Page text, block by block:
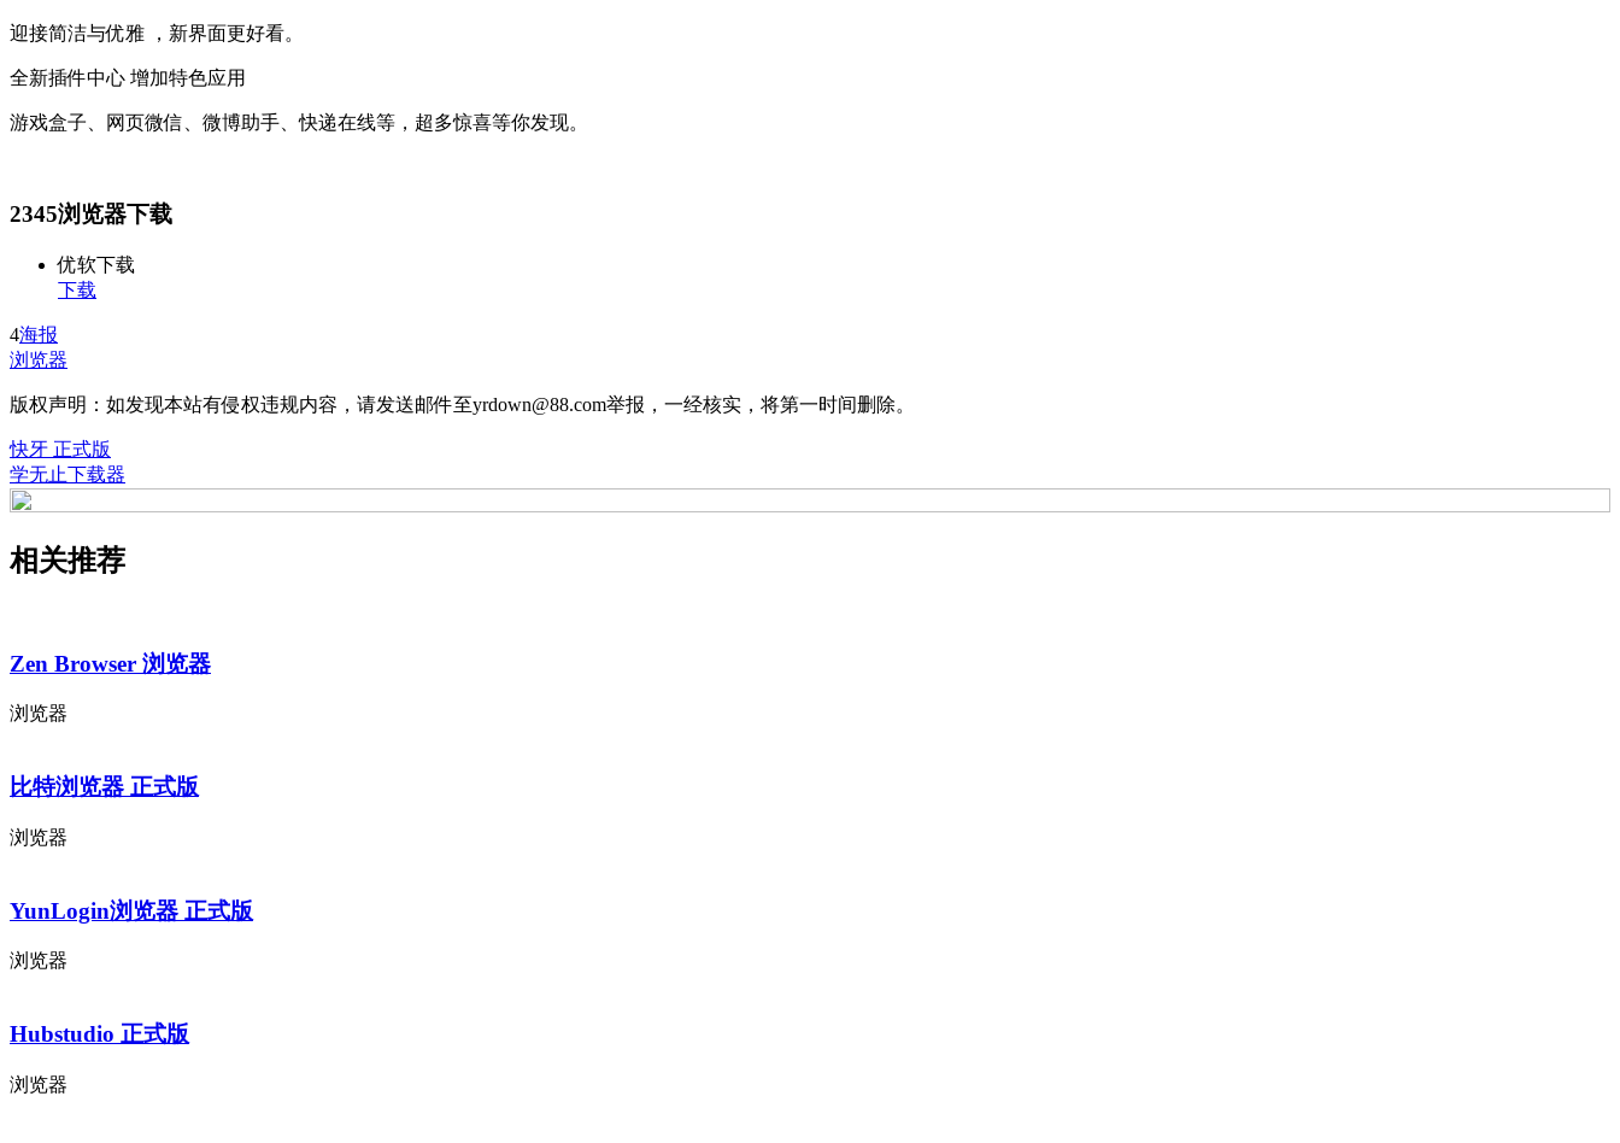
迎接简洁与优雅 ，新界面更好看。
全新插件中心 增加特色应用
游戏盒子、网页微信、微博助手、快递在线等，超多惊喜等你发现。
2345浏览器下载
优软下载
下载
4海报
浏览器
版权声明：如发现本站有侵权违规内容，请发送邮件至yrdown@88.com举报，一经核实，将第一时间删除。
快牙 正式版
学无止下载器
相关推荐
Zen Browser 浏览器
浏览器
比特浏览器 正式版
浏览器
YunLogin浏览器 正式版
浏览器
Hubstudio 正式版
浏览器